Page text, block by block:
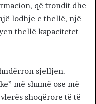
që trondit dhe
lodhje e thellë, një
thellë kapacitetet
sjelljen.
më shumë ose më
shoqërore të të